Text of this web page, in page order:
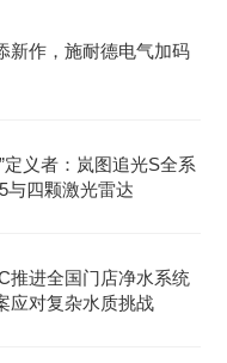
新作，施耐德电气加码
定义者：岚图追光S全系
与四颗激光雷达
推进全国门店净水系统
应对复杂水质挑战